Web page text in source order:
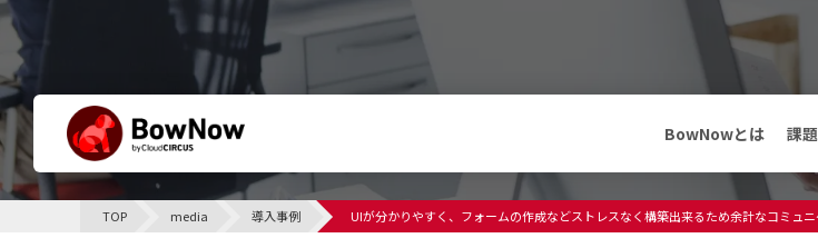
BowNowとは 課
BowNowとは 機能 メディ
TOP media 導入事例 UIが分かりやすく、フォームの作成などストレスなく構築出来るため余計なコミュ